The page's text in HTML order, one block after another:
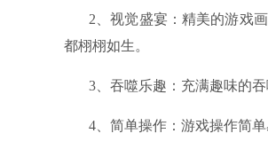
2、视觉盛宴：精美的游戏
都栩栩如生。
3、吞噬乐趣：充满趣味的
4、简单操作：游戏操作简